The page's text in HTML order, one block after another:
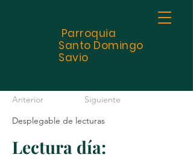
Parroquia
Santo Domingo
Savio
Anterior
Siguiente
Desplegable de lecturas
Lectura día: